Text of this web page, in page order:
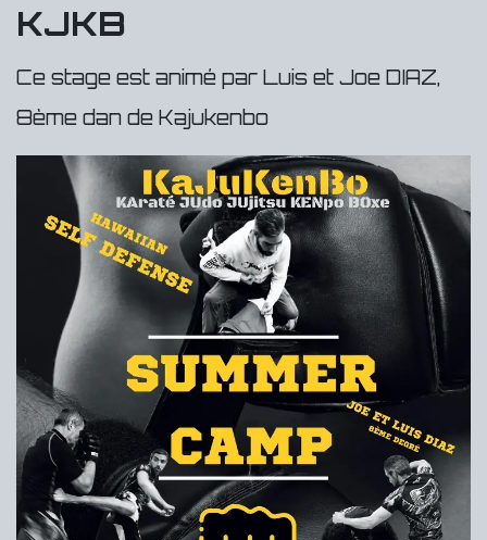
KJKB
Ce stage est animé par Luis et Joe DIAZ,
8ème dan de Kajukenbo